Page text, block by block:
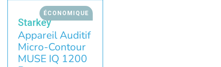
ÉCONOMIQUE
Starkey
Appareil Auditif
Micro-Contour
MUSE IQ 1200